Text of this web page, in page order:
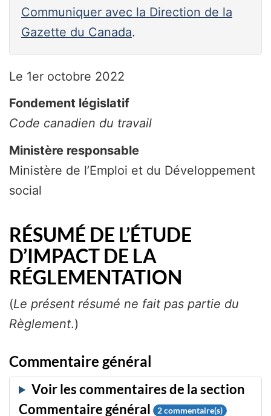
Communiquer avec la Direction de la
Gazette du Canada.
Le 1er octobre 2022
Fondement législatif
Code canadien du travail
Ministère responsable
Ministère de l’Emploi et du Développement
social
RÉSUMÉ DE L’ÉTUDE
D’IMPACT DE LA
RÉGLEMENTATION
(Le présent résumé ne fait pas partie du
Règlement.)
Commentaire général
2commentaire(s)